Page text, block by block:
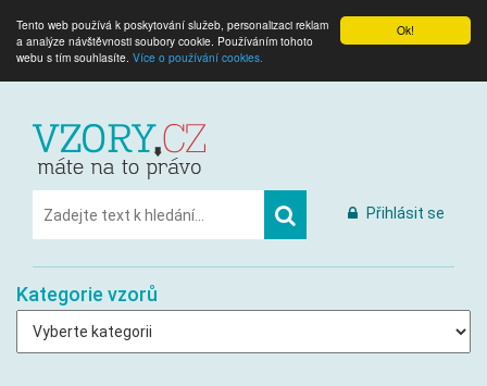
Ok!
Tento web používá k poskytování služeb, personalizaci reklam
a analýze návštěvnosti soubory cookie. Používáním tohoto
webu s tím souhlasíte. Více o používání cookies.
Přihlásit se
Kategorie vzorů